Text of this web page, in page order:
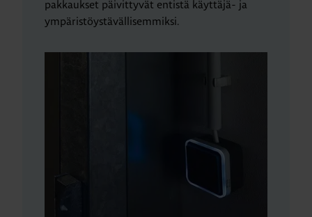
pakkaukset päivittyvät entistä käyttäjä- ja
ympäristöystävällisemmiksi.